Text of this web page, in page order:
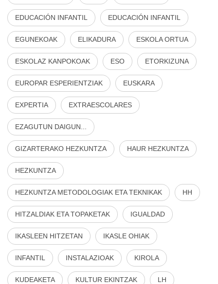
EDUCACIÓN INFANTIL EDUCACIÓN INFANTIL
EGUNEKOAK ELIKADURA ESKOLA ORTUA
ESKOLAZ KANPOKOAK ESO ETORKIZUNA
EUROPAR ESPERIENTZIAK EUSKARA
EXPERTIA EXTRAESCOLARES
EZAGUTUN DAIGUN...
GIZARTERAKO HEZKUNTZA HAUR HEZKUNTZA
HEZKUNTZA
HEZKUNTZA METODOLOGIAK ETA TEKNIKAK HH
HITZALDIAK ETA TOPAKETAK IGUALDAD
IKASLEEN HITZETAN IKASLE OHIAK
INFANTIL INSTALAZIOAK KIROLA
KUDEAKETA KULTUR EKINTZAK LH